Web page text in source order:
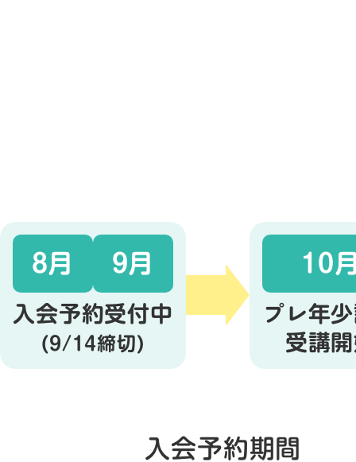
8月 9月
入会予約受付中
(9/14締切)
10
プレ年
受講
入会予約期間